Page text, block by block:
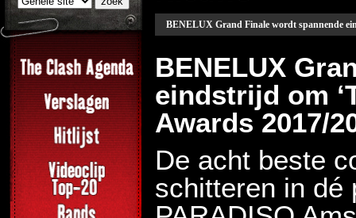
BENELUX Grand Finale wordt spannende
BENELUX
eindstrijd om
Awards 2017/
De acht beste
schitteren in dé